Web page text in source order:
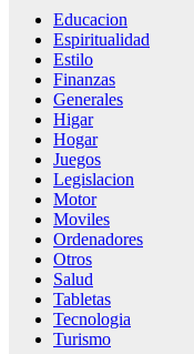
Educacion
Espiritualidad
Estilo
Finanzas
Generales
Higar
Hogar
Juegos
Legislacion
Motor
Moviles
Ordenadores
Otros
Salud
Tabletas
Tecnologia
Turismo